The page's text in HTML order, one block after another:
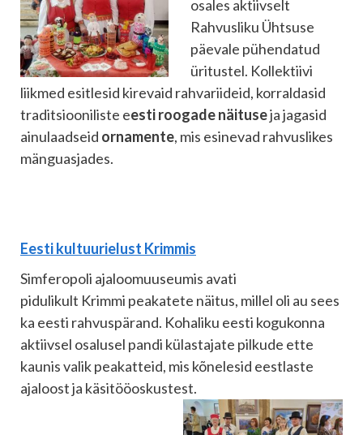
osales aktiivselt
Rahvusliku Ühtsuse
päevale pühendatud
üritustel. Kollektiivi
liikmed esitlesid kirevaid rahvariideid, korraldasid
traditsiooniliste eesti roogade näituseja jagasid
ainulaadseid ornamente, mis esinevad rahvuslikes
mänguasjades.
Eesti kultuurielust Krimmis
Simferopoli ajaloomuuseumis avati
pidulikult Krimmi peakatete näitus, millel oli au sees
ka eesti rahvuspärand. Kohaliku eesti kogukonna
aktiivsel osalusel pandi külastajate pilkude ette
kaunis valik peakatteid, mis kõnelesid eestlaste
ajaloost ja käsitööoskustest.